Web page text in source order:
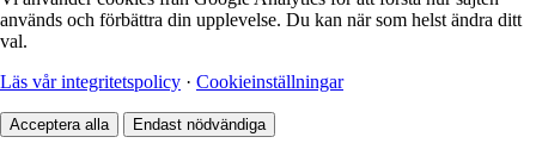
används och förbättra din upplevelse. Du kan när som helst ändra ditt
val.
Läs vår integritetspolicy · Cookieinställningar
Acceptera alla Endast nödvändiga